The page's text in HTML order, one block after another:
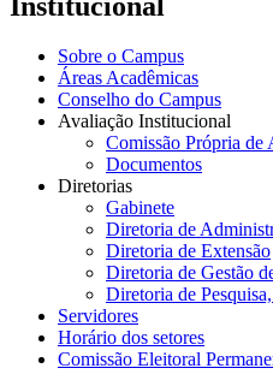
Sobre o Campus
Áreas Acadêmicas
Conselho do Campus
Avaliação Institucional
Comissão Própria de
Documentos
Diretorias
Gabinete
Diretoria de
Diretoria de Extensão
Diretoria de Gestão
Diretoria de
Servidores
Horário dos setores
Comissão Eleitoral